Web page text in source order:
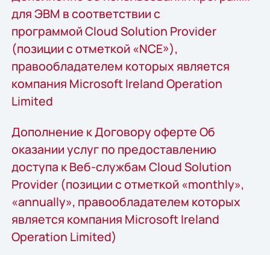
для ЭВМ в соответствии с
программой Cloud Solution Provider
(позиции с отметкой «NCE»),
правообладателем которых является
компания Microsoft Ireland Operation
Limited
Дополнение к Договору оферте Об
оказании услуг по предоставлению
доступа к Веб-службам Cloud Solution
Provider (позиции с отметкой «monthly»,
«annually», правообладателем которых
является компания Microsoft Ireland
Operation Limited)